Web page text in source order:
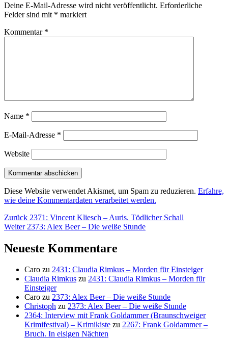
Deine E-Mail-Adresse wird nicht veröffentlicht. Erforderliche
Felder sind mit * markiert
Kommentar *
Name *
E-Mail-Adresse *
Website
Diese Website verwendet Akismet, um Spam zu reduzieren. Erfahre,
wie deine Kommentardaten verarbeitet werden.
Beitragsnavigation
Zurück Vorheriger
Beitrag:
2371: Vincent Kliesch – Auris. Tödlicher Schall
Weiter Nächster
2373: Alex Beer – Die weiße Stunde
Neueste Kommentare
Caro zu 2431: Claudia Rimkus – Morden für Einsteiger
Claudia Rimkus zu 2431: Claudia Rimkus – Morden für
Einsteiger
Caro zu 2373: Alex Beer – Die weiße Stunde
Christoph zu 2373: Alex Beer – Die weiße Stunde
2364: Interview mit Frank Goldammer (Braunschweiger
Krimifestival) – Krimikiste zu 2267: Frank Goldammer –
Bruch. In eisigen Nächten